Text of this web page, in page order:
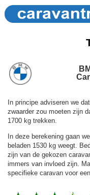
In principe adviseren we
zwaarder zou moeten zijn
1700 kg trekken.
In deze berekening gaan
beladen 1530 kg weegt.
zijn van de gekozen
immers van invloed zijn.
specifieke caravan voor